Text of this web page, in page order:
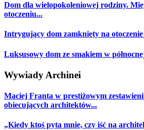
Dom dla wielopokoleniowej rodziny.
otoczeniu...
Intrygujący dom zamknięty na
Luksusowy dom ze smakiem w
Wywiady Archinei
Maciej Franta w prestiżowym
obiecujących architektów...
„Kiedy ktoś pyta mnie, czy iść na